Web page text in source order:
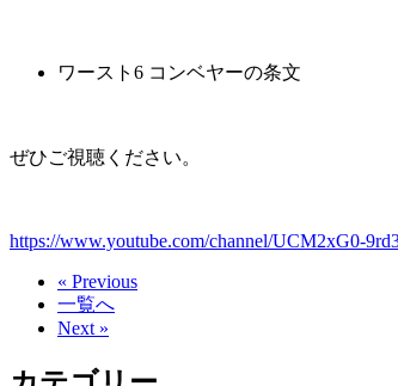
ワースト6 コンベヤーの条文
ぜひご視聴ください。
https://www.youtube.com/channel/UCM2xG0-
« Previous
一覧へ
Next »